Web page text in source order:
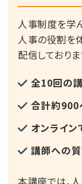
人事制度を学
人事の役割を
配信しておりま
全10回の講
合計約900
オンライン
講師への質
本講座では、